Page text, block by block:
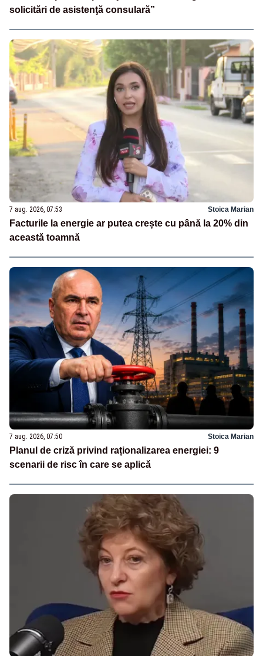
solicitări de asistenţă consulară”
7 aug. 2026, 07:53 Stoica Marian
Facturile la energie ar putea crește cu până la 20% din
această toamnă
7 aug. 2026, 07:50 Stoica Marian
Planul de criză privind raționalizarea energiei: 9
scenarii de risc în care se aplică